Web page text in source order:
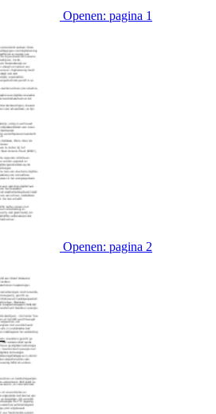
Openen: pagina 1
Openen: pagina 2